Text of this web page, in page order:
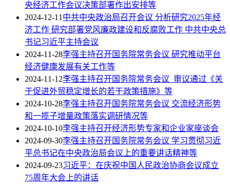
央经济工作会议决策部署作出安排等
2024-12-11中共中央政治局召开会议 分析研究2025年经
济工作 研究部署党风廉政建设和反腐败工作 中共中央总
书记习近平主持会议
2024-11-28李强主持召开国务院常务会议 研究推动平台
经济健康发展有关工作等
2024-11-12李强主持召开国务院常务会议 审议通过《关
于促进外贸稳定增长的若干政策措施》等
2024-10-28李强主持召开国务院常务会议 交流经济形势
和一揽子增量政策落实调研情况等
2024-10-10李强主持召开经济形势专家和企业家座谈会
2024-09-30李强主持召开国务院常务会议 学习贯彻习近
平总书记在中央政治局会议上的重要讲话精神等
2024-09-23习近平：在庆祝中国人民政治协商会议成立
75周年大会上的讲话